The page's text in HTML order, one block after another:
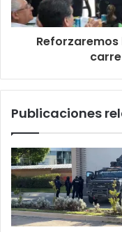
Publicaciones